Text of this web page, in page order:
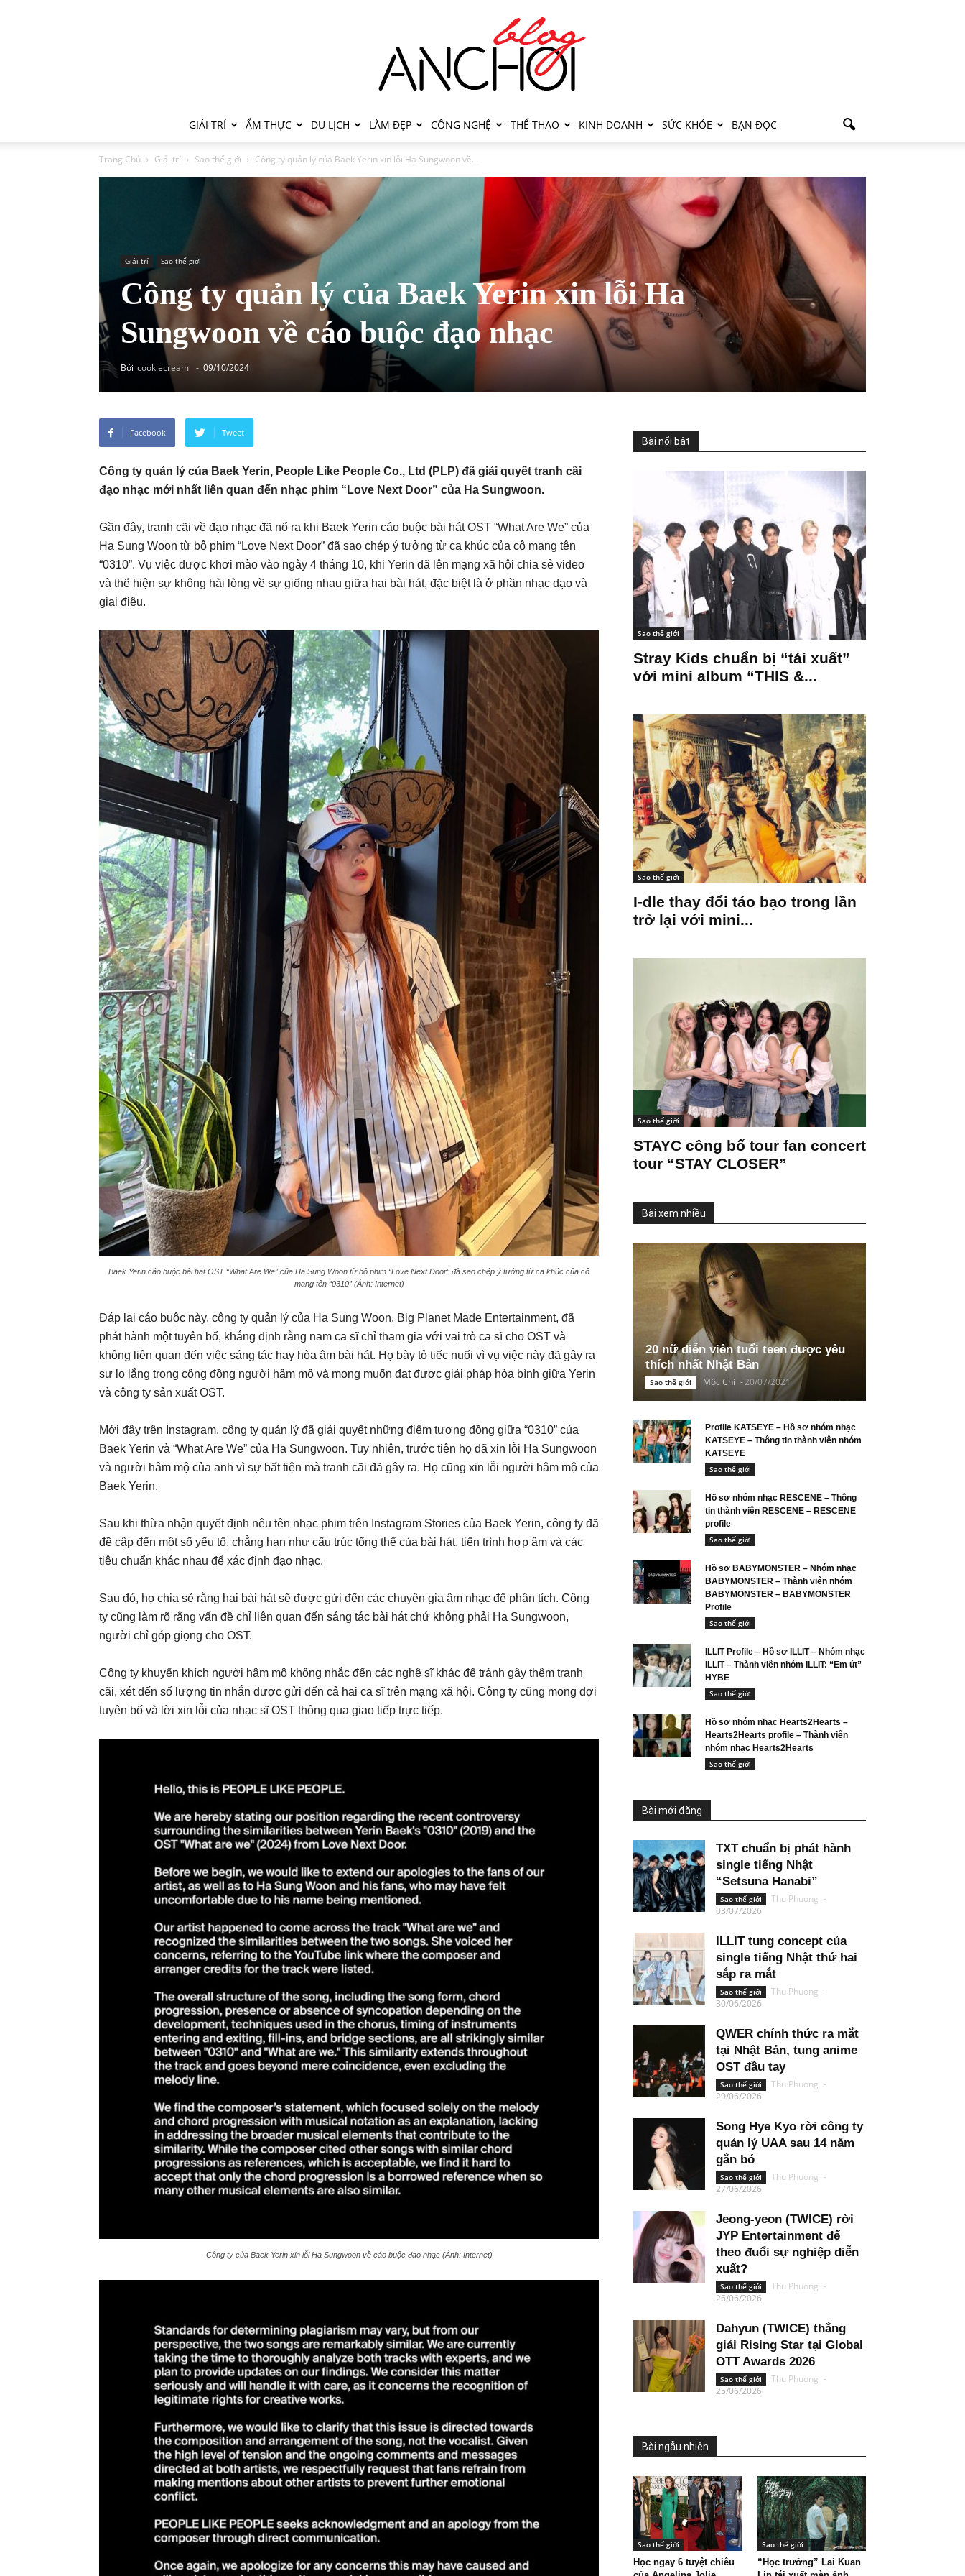
GIẢI TRÍ ẨM THỰC DU LỊCH LÀM ĐẸP CÔNG NGHỆ THỂ THAO KINH DOANH SỨC KHỎE BẠN ĐỌC
Trang Chủ Giải trí Sao thế giới Công ty quản lý của Baek Yerin xin lỗi Ha Sungwoon về...
Giải trí Sao thế giới
Công ty quản lý của Baek Yerin xin lỗi Ha
Sungwoon về cáo buộc đạo nhạc
Bởi cookiecream - 09/10/2024
Facebook Tweet
Công ty quản lý của Baek Yerin, People Like People Co., Ltd (PLP) đã giải quyết tranh cãi
đạo nhạc mới nhất liên quan đến nhạc phim “Love Next Door” của Ha Sungwoon.
Gần đây, tranh cãi về đạo nhạc đã nổ ra khi Baek Yerin cáo buộc bài hát OST “What Are We” của
Ha Sung Woon từ bộ phim “Love Next Door” đã sao chép ý tưởng từ ca khúc của cô mang tên
“0310”. Vụ việc được khơi mào vào ngày 4 tháng 10, khi Yerin đã lên mạng xã hội chia sẻ video
và thể hiện sự không hài lòng về sự giống nhau giữa hai bài hát, đặc biệt là ở phần nhạc dạo và
giai điệu​.
Baek Yerin cáo buộc bài hát OST “What Are We” của Ha Sung Woon từ bộ phim “Love Next Door” đã sao chép ý tưởng từ ca khúc của cô
mang tên “0310” (Ảnh: Internet)
Đáp lại cáo buộc này, công ty quản lý của Ha Sung Woon, Big Planet Made Entertainment, đã
phát hành một tuyên bố, khẳng định rằng nam ca sĩ chỉ tham gia với vai trò ca sĩ cho OST và
không liên quan đến việc sáng tác hay hòa âm bài hát​. Họ bày tỏ tiếc nuối vì vụ việc này đã gây ra
sự lo lắng trong cộng đồng người hâm mộ và mong muốn đạt được giải pháp hòa bình giữa Yerin
và công ty sản xuất OST​.
Mới đây trên Instagram, công ty quản lý đã giải quyết những điểm tương đồng giữa “0310” của
Baek Yerin và “What Are We” của Ha Sungwoon. Tuy nhiên, trước tiên họ đã xin lỗi Ha Sungwoon
và người hâm mộ của anh vì sự bất tiện mà tranh cãi đã gây ra. Họ cũng xin lỗi người hâm mộ của
Baek Yerin.
Sau khi thừa nhận quyết định nêu tên nhạc phim trên Instagram Stories của Baek Yerin, công ty đã
đề cập đến một số yếu tố, chẳng hạn như cấu trúc tổng thể của bài hát, tiến trình hợp âm và các
tiêu chuẩn khác nhau để xác định đạo nhạc.
Sau đó, họ chia sẻ rằng hai bài hát sẽ được gửi đến các chuyên gia âm nhạc để phân tích. Công
ty cũng làm rõ rằng vấn đề chỉ liên quan đến sáng tác bài hát chứ không phải Ha Sungwoon,
người chỉ góp giọng cho OST.
Công ty khuyến khích người hâm mộ không nhắc đến các nghệ sĩ khác để tránh gây thêm tranh
cãi, xét đến số lượng tin nhắn được gửi đến cả hai ca sĩ trên mạng xã hội. Công ty cũng mong đợi
tuyên bố và lời xin lỗi của nhạc sĩ OST thông qua giao tiếp trực tiếp.
Công ty của Baek Yerin xin lỗi Ha Sungwoon về cáo buộc đạo nhạc (Ảnh: Internet)
Bài nổi bật
Sao thế giới
Stray Kids chuẩn bị “tái xuất”
với mini album “THIS &...
Sao thế giới
I-dle thay đổi táo bạo trong lần
trở lại với mini...
Sao thế giới
STAYC công bố tour fan concert
tour “STAY CLOSER”
Bài xem nhiều
20 nữ diễn viên tuổi teen được yêu
thích nhất Nhật Bản
Sao thế giới Mộc Chi -20/07/2021
Profile KATSEYE – Hồ sơ nhóm nhạc
KATSEYE – Thông tin thành viên nhóm
KATSEYE
Sao thế giới
Hồ sơ nhóm nhạc RESCENE – Thông
tin thành viên RESCENE – RESCENE
profile
Sao thế giới
Hồ sơ BABYMONSTER – Nhóm nhạc
BABYMONSTER – Thành viên nhóm
BABYMONSTER – BABYMONSTER
Profile
Sao thế giới
ILLIT Profile – Hồ sơ ILLIT – Nhóm nhạc
ILLIT – Thành viên nhóm ILLIT: “Em út”
HYBE
Sao thế giới
Hồ sơ nhóm nhạc Hearts2Hearts –
Hearts2Hearts profile – Thành viên
nhóm nhạc Hearts2Hearts
Sao thế giới
Bài mới đăng
TXT chuẩn bị phát hành
single tiếng Nhật
“Setsuna Hanabi”
Sao thế giới Thu Phuong -
03/07/2026
ILLIT tung concept của
single tiếng Nhật thứ hai
sắp ra mắt
Sao thế giới Thu Phuong -
30/06/2026
QWER chính thức ra mắt
tại Nhật Bản, tung anime
OST đầu tay
Sao thế giới Thu Phuong -
29/06/2026
Song Hye Kyo rời công ty
quản lý UAA sau 14 năm
gắn bó
Sao thế giới Thu Phuong -
27/06/2026
Jeong-yeon (TWICE) rời
JYP Entertainment để
theo đuổi sự nghiệp diễn
xuất?
Sao thế giới Thu Phuong -
26/06/2026
Dahyun (TWICE) thắng
giải Rising Star tại Global
OTT Awards 2026
Sao thế giới Thu Phuong -
25/06/2026
Bài ngẫu nhiên
Sao thế giới
Học ngay 6 tuyệt chiêu
Sao thế giới
“Học trưởng” Lai Kuan